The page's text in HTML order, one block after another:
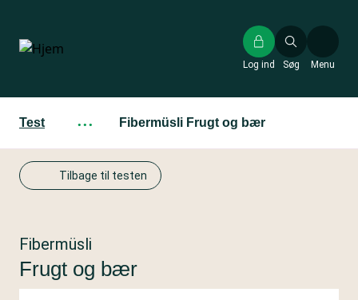
hovedindhold
Søg
Log ind Menu
Test ··· Fibermüsli Frugt og bær
Tilbage til testen
Fibermüsli
Frugt og bær